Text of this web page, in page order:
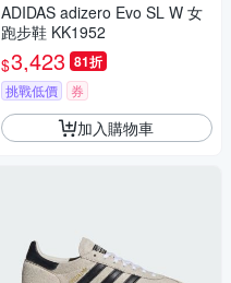
ADIDAS adizero Evo SL W 女
跑步鞋 KK1952
$3,423 81折
挑戰低價 券
加入購物車